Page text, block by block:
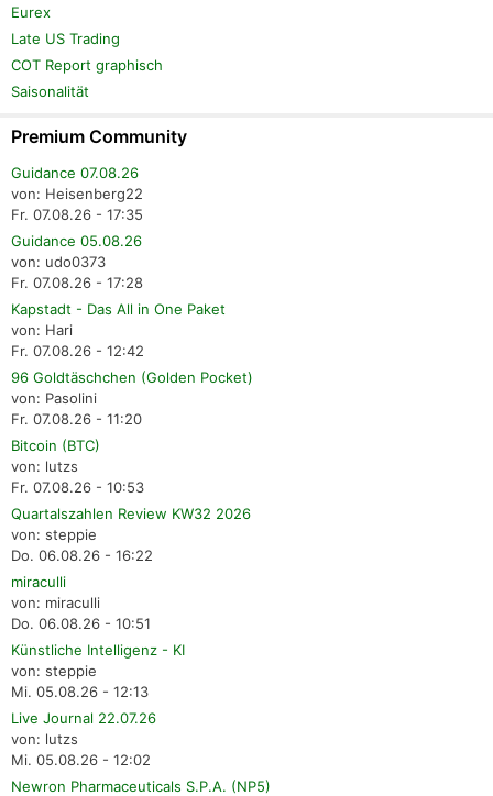
Eurex
Late US Trading
COT Report graphisch
Saisonalität
Premium Community
Guidance 07.08.26
von: Heisenberg22
Fr. 07.08.26 - 17:35
Guidance 05.08.26
von: udo0373
Fr. 07.08.26 - 17:28
Kapstadt - Das All in One Paket
von: Hari
Fr. 07.08.26 - 12:42
96 Goldtäschchen (Golden Pocket)
von: Pasolini
Fr. 07.08.26 - 11:20
Bitcoin (BTC)
von: lutzs
Fr. 07.08.26 - 10:53
Quartalszahlen Review KW32 2026
von: steppie
Do. 06.08.26 - 16:22
miraculli
von: miraculli
Do. 06.08.26 - 10:51
Künstliche Intelligenz - KI
von: steppie
Mi. 05.08.26 - 12:13
Live Journal 22.07.26
von: lutzs
Mi. 05.08.26 - 12:02
Newron Pharmaceuticals S.P.A. (NP5)